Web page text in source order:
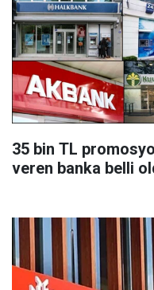
35 bin TL
veren banka belli